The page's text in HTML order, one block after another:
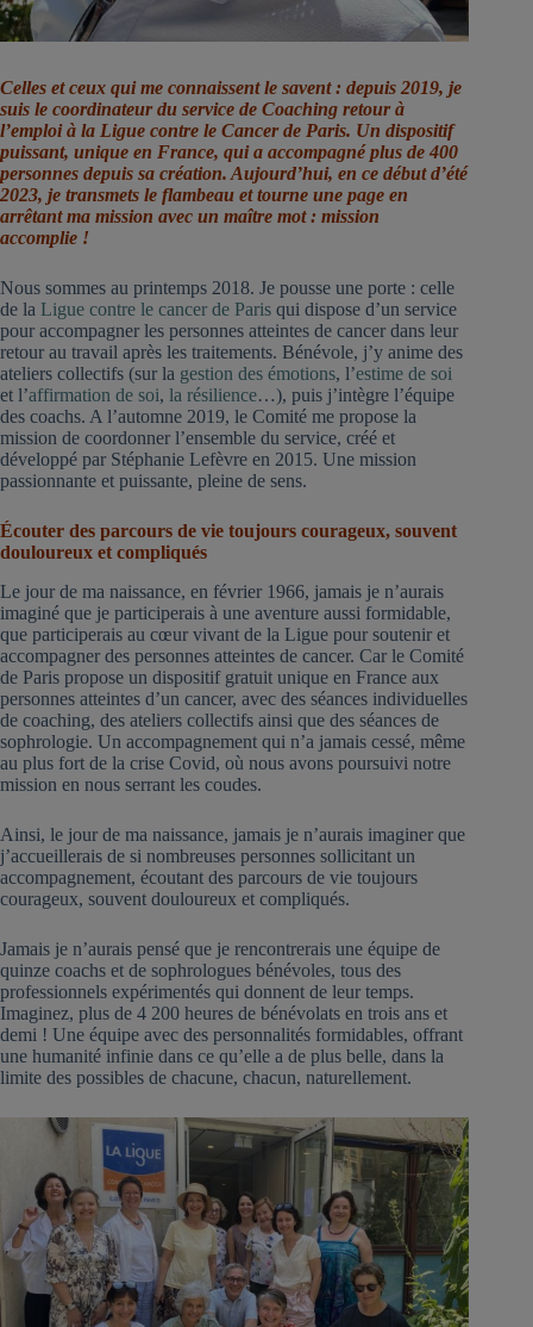
Celles et ceux qui me connaissent le savent : depuis 2019, je
suis le coordinateur du service de Coaching retour à
l’emploi à la Ligue contre le Cancer de Paris. Un dispositif
puissant, unique en France, qui a accompagné plus de 400
personnes depuis sa création. Aujourd’hui, en ce début d’été
2023, je transmets le flambeau et tourne une page en
arrêtant ma mission avec un maître mot : mission
accomplie !
Nous sommes au printemps 2018. Je pousse une porte : celle
de la Ligue contre le cancer de Paris qui dispose d’un service
pour accompagner les personnes atteintes de cancer dans leur
retour au travail après les traitements. Bénévole, j’y anime des
ateliers collectifs (sur la gestion des émotions, l’estime de soi
et l’affirmation de soi, la résilience…), puis j’intègre l’équipe
des coachs. A l’automne 2019, le Comité me propose la
mission de coordonner l’ensemble du service, créé et
développé par Stéphanie Lefèvre en 2015. Une mission
passionnante et puissante, pleine de sens.
Écouter des parcours de vie toujours courageux, souvent
douloureux et compliqués
Le jour de ma naissance, en février 1966, jamais je n’aurais
imaginé que je participerais à une aventure aussi formidable,
que participerais au cœur vivant de la Ligue pour soutenir et
accompagner des personnes atteintes de cancer. Car le Comité
de Paris propose un dispositif gratuit unique en France aux
personnes atteintes d’un cancer, avec des séances individuelles
de coaching, des ateliers collectifs ainsi que des séances de
sophrologie. Un accompagnement qui n’a jamais cessé, même
au plus fort de la crise Covid, où nous avons poursuivi notre
mission en nous serrant les coudes.
Ainsi, le jour de ma naissance, jamais je n’aurais imaginer que
j’accueillerais de si nombreuses personnes sollicitant un
accompagnement, écoutant des parcours de vie toujours
courageux, souvent douloureux et compliqués.
Jamais je n’aurais pensé que je rencontrerais une équipe de
quinze coachs et de sophrologues bénévoles, tous des
professionnels expérimentés qui donnent de leur temps.
Imaginez, plus de 4 200 heures de bénévolats en trois ans et
demi ! Une équipe avec des personnalités formidables, offrant
une humanité infinie dans ce qu’elle a de plus belle, dans la
limite des possibles de chacune, chacun, naturellement.